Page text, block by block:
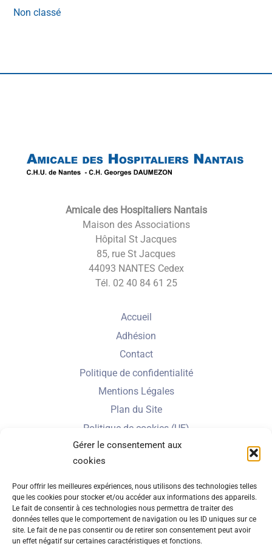
Gérer le consentement aux
cookies
Pour offrir les meilleures expériences, nous utilisons des technologies telles
que les cookies pour stocker et/ou accéder aux informations des appareils.
Le fait de consentir à ces technologies nous permettra de traiter des
données telles que le comportement de navigation ou les ID uniques sur ce
site. Le fait de ne pas consentir ou de retirer son consentement peut avoir
un effet négatif sur certaines caractéristiques et fonctions.
Non classé
To
Top
Amicale des Hospitaliers Nantais
Maison des Associations
Hôpital St Jacques
85, rue St Jacques
44093 NANTES Cedex
Tél. 02 40 84 61 25
Accueil
Adhésion
Contact
Politique de confidentialité
Mentions Légales
Plan du Site
Politique de cookies (UE)
Nbe de visiteurs en 2025 :
Nbe total de visites depuis 2022 :